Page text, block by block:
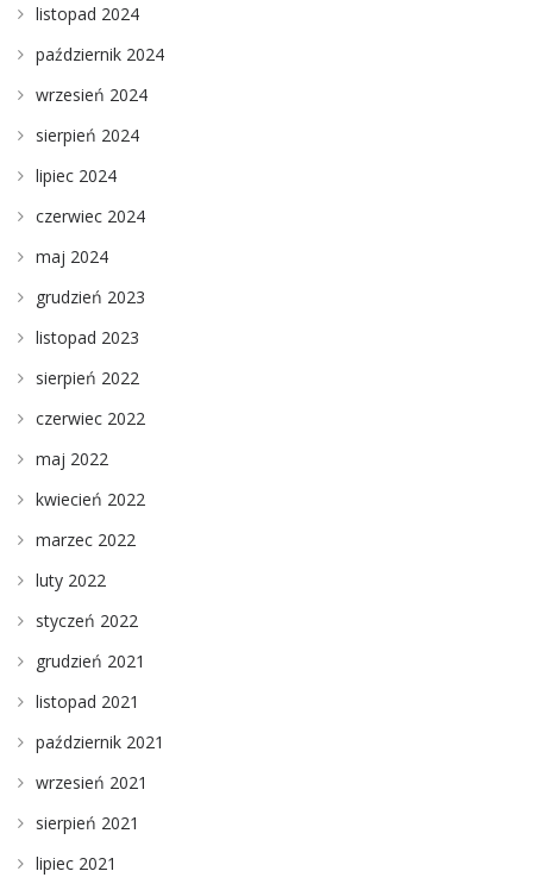
listopad 2024
październik 2024
wrzesień 2024
sierpień 2024
lipiec 2024
czerwiec 2024
maj 2024
grudzień 2023
listopad 2023
sierpień 2022
czerwiec 2022
maj 2022
kwiecień 2022
marzec 2022
luty 2022
styczeń 2022
grudzień 2021
listopad 2021
październik 2021
wrzesień 2021
sierpień 2021
lipiec 2021